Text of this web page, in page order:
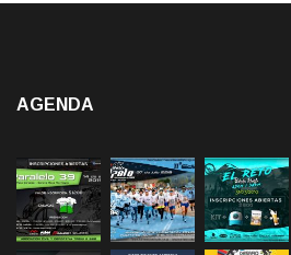
AGENDA